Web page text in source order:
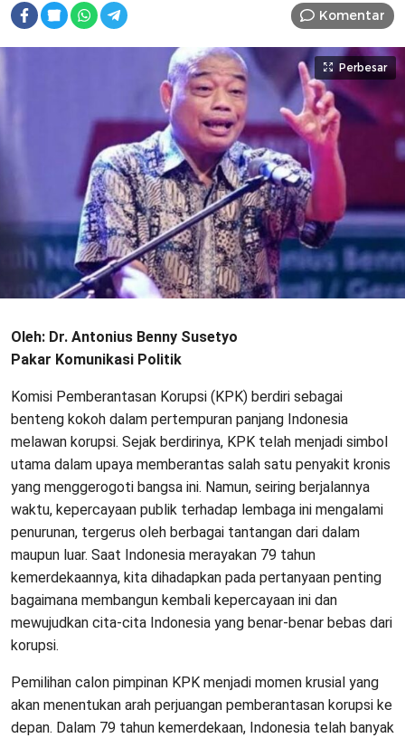
Komentar
Perbesar
Oleh: Dr. Antonius Benny Susetyo
Pakar Komunikasi Politik
Komisi Pemberantasan Korupsi (KPK) berdiri sebagai
benteng kokoh dalam pertempuran panjang Indonesia
melawan korupsi. Sejak berdirinya, KPK telah menjadi simbol
utama dalam upaya memberantas salah satu penyakit kronis
yang menggerogoti bangsa ini. Namun, seiring berjalannya
waktu, kepercayaan publik terhadap lembaga ini mengalami
penurunan, tergerus oleh berbagai tantangan dari dalam
maupun luar. Saat Indonesia merayakan 79 tahun
kemerdekaannya, kita dihadapkan pada pertanyaan penting
bagaimana membangun kembali kepercayaan ini dan
mewujudkan cita-cita Indonesia yang benar-benar bebas dari
korupsi.
Pemilihan calon pimpinan KPK menjadi momen krusial yang
akan menentukan arah perjuangan pemberantasan korupsi ke
depan. Dalam 79 tahun kemerdekaan, Indonesia telah banyak